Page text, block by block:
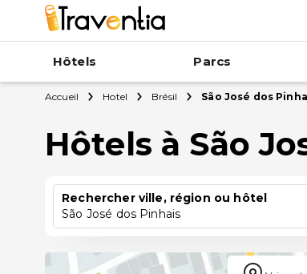
Hôtels Parcs
Accueil Hotel Brésil São José dos
Hôtels à São
Rechercher ville, région ou hôtel
São José dos Pinhais